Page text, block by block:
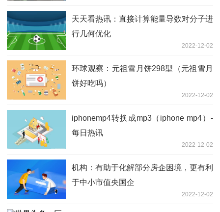
天天看热讯：直接计算能量导数对分子进
行几何优化
2022-12-02
环球观察：元祖雪月饼298型（元祖雪月
饼好吃吗）
2022-12-02
iphonemp4转换成mp3（iphone mp4）-
每日热讯
2022-12-02
机构：有助于化解部分房企困境，更有利
于中小市值央国企
2022-12-02